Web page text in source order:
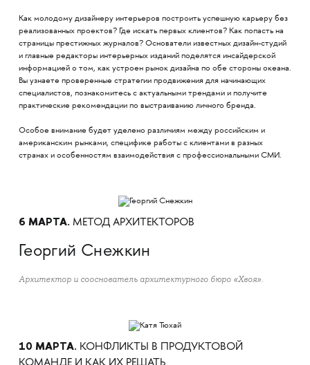
Как молодому дизайнеру интерьеров построить успешную карьеру без
реализованных проектов? Где искать первых клиентов? Как попасть на
страницы престижных журналов? Основатели известных дизайн-студий
и главные редакторы интерьерных изданий поделятся инсайдерской
информацией о том, как устроен рынок дизайна по обе стороны океана.
Вы узнаете проверенные стратегии продвижения для начинающих
специалистов, познакомитесь с актуальными трендами и получите
практические рекомендации по выстраиванию личного бренда.
Особое внимание будет уделено различиям между российским и
американским рынками, специфике работы с клиентами в разных
странах и особенностям взаимодействия с профессиональными СМИ.
6 МАРТА. МЕТОД АРХИТЕКТОРОВ
Георгий Снежкин
Архитектор и сооснователь архитектурного бюро «Хвоя».
10 МАРТА. КОНФЛИКТЫ В ПРОДУКТОВОЙ